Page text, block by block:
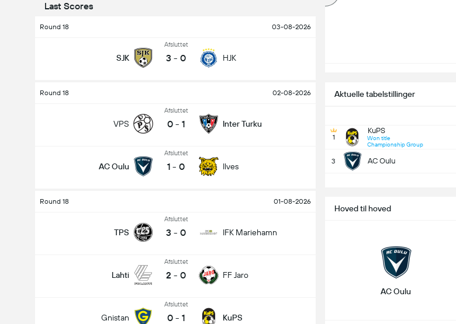
Last Scores
Round 18 03-08-2026
SJK
Afsluttet
3 - 0 HJK
Round 18 02-08-2026
VPS
Afsluttet
0 - 1 Inter Turku
AC Oulu
Afsluttet
1 - 0 Ilves
Round 18 01-08-2026
TPS
Afsluttet
3 - 0 IFK Mariehamn
Lahti
Afsluttet
2 - 0 FF Jaro
Gnistan
Afsluttet
0 - 1 KuPS
Aktuelle tabelstillinger
1
KuPS
Won title
Championship Group
3 AC Oulu
Hoved til hoved
AC Oulu